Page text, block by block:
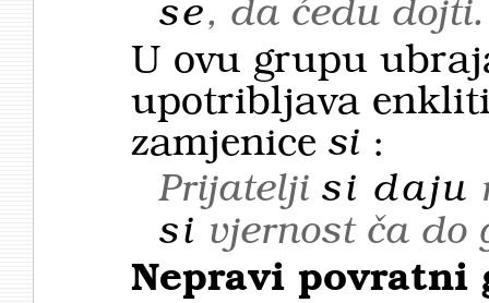
se, da ćedu
U ovu grupu
upotribljava
zamjenice si :
Prijatelji si daju
si vjernost ča do
Nepravi povratni